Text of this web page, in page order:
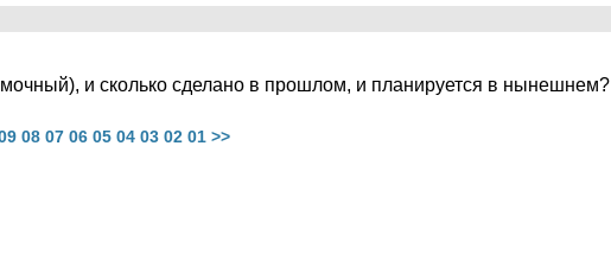
и сколько сделано в прошлом, и планируется в нынешнем?
08 07 06 05 04 03 02 01 >>